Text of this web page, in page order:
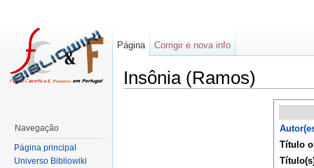
Insônia (Ramos)
Título
Página Corrigir e nova info
Navegação
Página principal
Universo Bibliowiki